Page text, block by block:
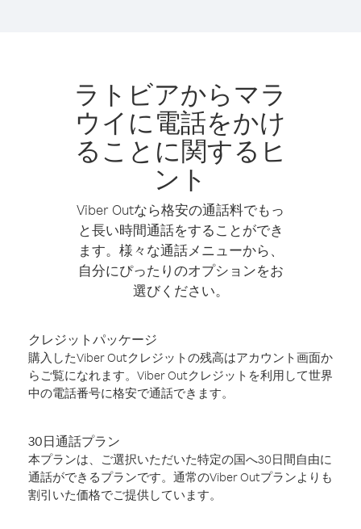
ラトビアからマラ
ウイに電話をかけ
ることに関するヒ
ント
Viber Outなら格安の通話料でもっ
と長い時間通話をすることができ
ます。様々な通話メニューから、
自分にぴったりのオプションをお
選びください。
クレジットパッケージ
購入したViber Outクレジットの残高はアカウント画面か
らご覧になれます。Viber Outクレジットを利用して世界
中の電話番号に格安で通話できます。
30日通話プラン
本プランは、ご選択いただいた特定の国へ30日間自由に
通話ができるプランです。通常のViber Outプランよりも
割引いた価格でご提供しています。